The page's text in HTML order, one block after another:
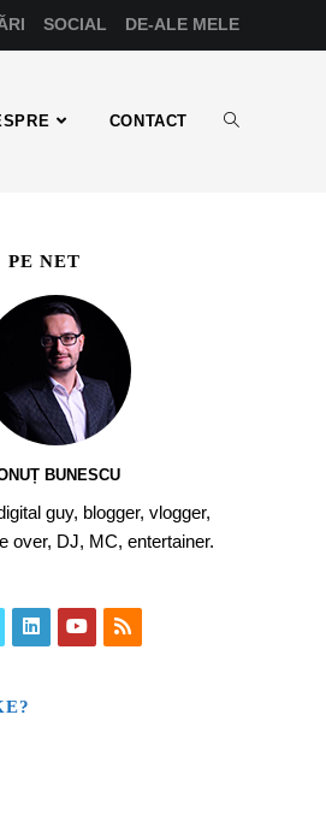
SOCIAL DE-ALE MELE
CONTACT
PE NET
BUNESCU
guy, blogger, vlogger,
over, DJ, MC, entertainer.